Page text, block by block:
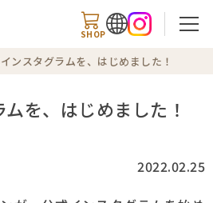
SHOP
ンスタグラムを、はじめました！
を、はじめました！
2022.02.25